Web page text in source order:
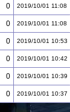
0 2019/10/01 11:08
0 2019/10/01 11:08
0 2019/10/01 10:53
0 2019/10/01 10:42
0 2019/10/01 10:39
0 2019/10/01 10:37